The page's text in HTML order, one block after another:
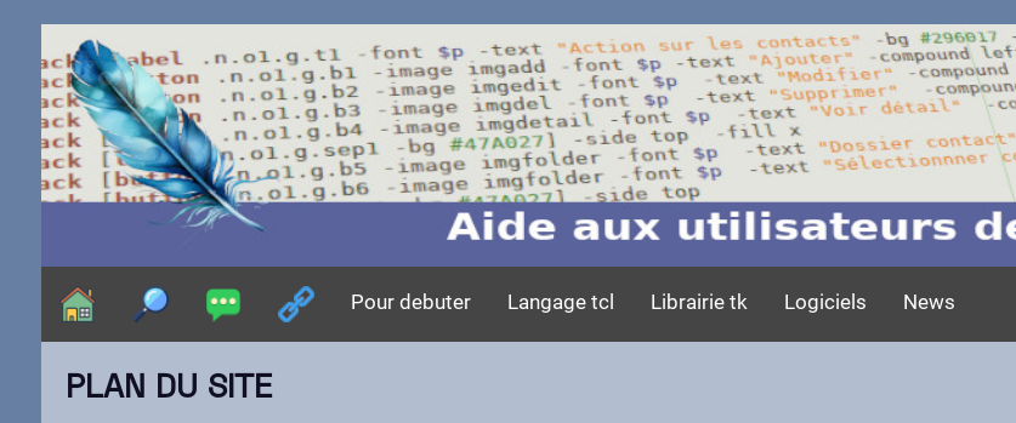
Pour debuter Langage tcl Librairie tk Logiciels News
PLAN DU SITE